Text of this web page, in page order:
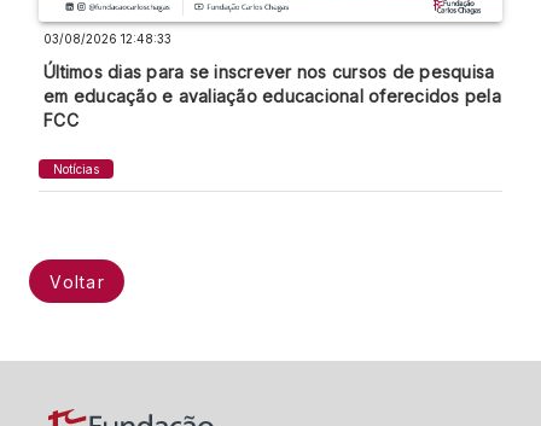
03/08/2026 12:48:33
Últimos dias para se inscrever nos cursos de pesquisa
em educação e avaliação educacional oferecidos pela
FCC
Notícias
Voltar